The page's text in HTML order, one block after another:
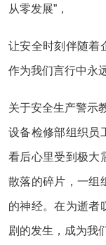
从零发展”，
让安全时刻伴随着
作为我们言行中永
关于安全生产警示
设备检修部组织员
看后心里受到极大
散落的碎片，一组
的神经。在为逝者
剧的发生，成为我